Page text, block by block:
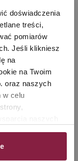
doświadczenia
treści,
pomiarów
Jeśli klikniesz
na
na Twoim
oraz naszych
w celu
nimi
z
CY021,
2 999,00 zł